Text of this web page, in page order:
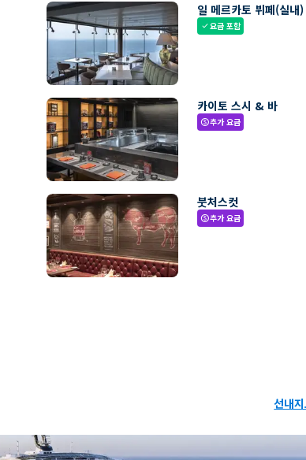
일 메르카토 뷔페(실내)
check요금 포함
카이토 스시 & 바
paid추가 요금
붓처스컷
paid추가 요금
선내